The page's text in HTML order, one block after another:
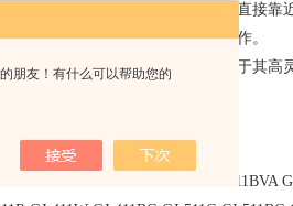
朋友！有什么可以帮助您的
物体，触发过程不需要目标物体直接靠
在高温等恶劣环境下也能正常工作。
、机器人技术、安全检测等。由于其高
211B GJ-211BG GJ-211GVA GJ-211BVA